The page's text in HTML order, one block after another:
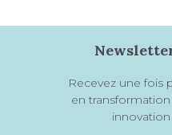
Recevez une fois
en